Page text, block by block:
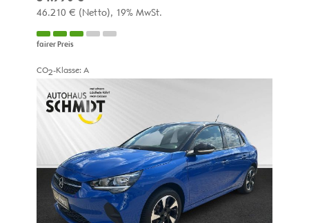
46.210 € (Netto) 19% MwSt.
fairer Preis
CO2-Klasse: A